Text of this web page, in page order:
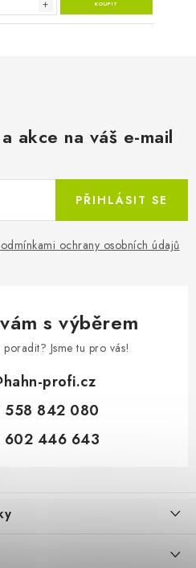
akce na váš e-mail
ochrany osobních údajů
PŘIHLÁSIT SE
s výběrem
Jsme tu pro vás!
hahn-profi.cz
558 842 080
446 643